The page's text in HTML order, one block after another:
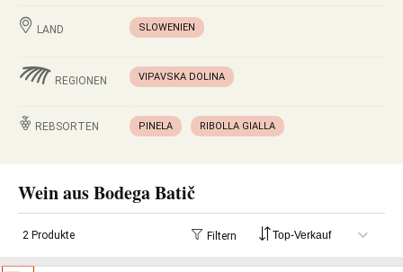
LAND SLOWENIEN
REGIONEN VIPAVSKA DOLINA
REBSORTEN PINELA RIBOLLA GIALLA
Wein aus Bodega Batič
2 Produkte Filtern